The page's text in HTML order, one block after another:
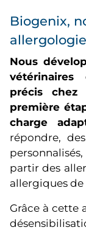
Biogenix,
allergologie
Nous
précis chez
première
charge
répondre,
partir des
allergiques de
Grâce à cette